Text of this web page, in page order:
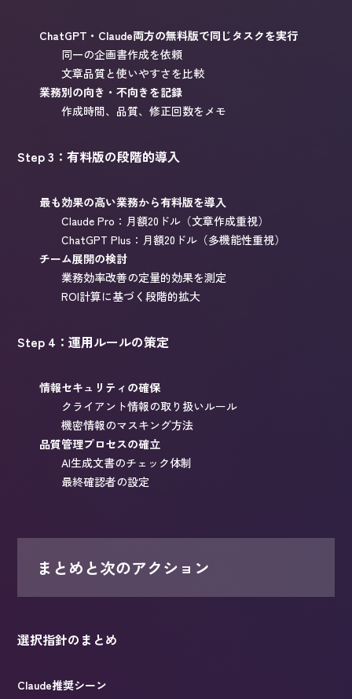
ChatGPT・Claude両方の無料版で同じタスクを実行
同一の企画書作成を依頼
文章品質と使いやすさを比較
業務別の向き・不向きを記録
作成時間、品質、修正回数をメモ
Step 3：有料版の段階的導入
最も効果の高い業務から有料版を導入
Claude Pro：月額20ドル（文章作成重視）
ChatGPT Plus：月額20ドル（多機能性重視）
チーム展開の検討
業務効率改善の定量的効果を測定
ROI計算に基づく段階的拡大
Step 4：運用ルールの策定
情報セキュリティの確保
クライアント情報の取り扱いルール
機密情報のマスキング方法
品質管理プロセスの確立
AI生成文書のチェック体制
最終確認者の設定
まとめと次のアクション
選択指針のまとめ
Claude推奨シーン